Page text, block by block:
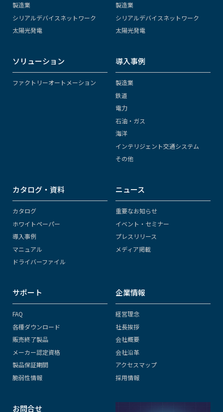
製造業
シリアルデバイスネットワーク
太陽光発電
製造業
シリアルデバイスネットワーク
太陽光発電
ソリューション
ファクトリーオートメーション
導入事例
製造業
鉄道
電力
石油・ガス
海洋
インテリジェント交通システム
その他
カタログ・資料
カタログ
ホワイトペーパー
導入事例
マニュアル
ドライバーファイル
ニュース
重要なお知らせ
イベント・セミナー
プレスリリース
メディア掲載
サポート
FAQ
各種ダウンロード
販売終了製品
メーカー認定資格
製品保証期間
脆弱性情報
企業情報
経営理念
社長挨拶
会社概要
会社沿革
アクセスマップ
採用情報
お問合せ